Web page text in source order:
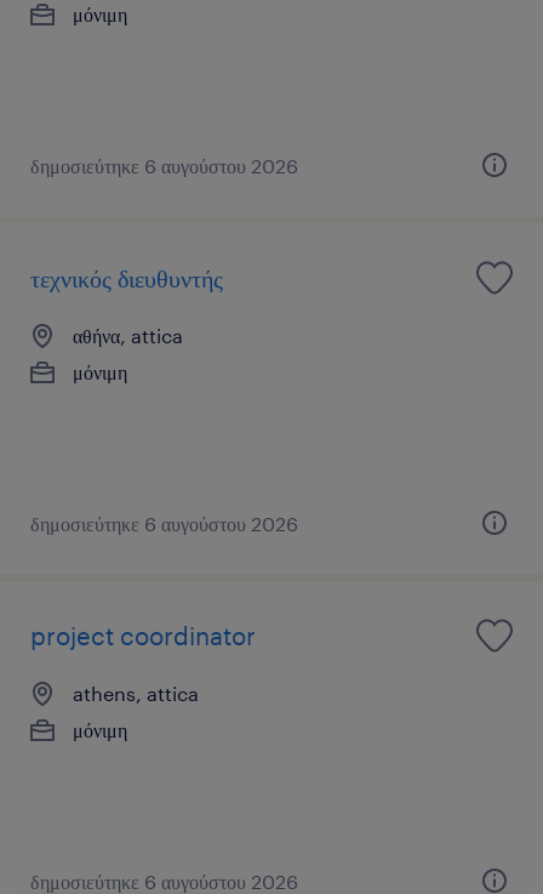
μόνιμη
δημοσιεύτηκε 6 αυγούστου 2026
τεχνικός διευθυντής
αθήνα, attica
μόνιμη
δημοσιεύτηκε 6 αυγούστου 2026
project coordinator
athens, attica
μόνιμη
δημοσιεύτηκε 6 αυγούστου 2026